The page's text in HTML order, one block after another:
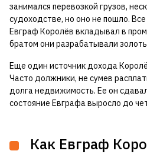
занимался перевозкой грузов,
судоходстве, но оно не пошло.
Евграф Королёв вкладывал в
братом они разрабатывали
Еще один источник дохода
Часто должники, не сумев
долга недвижимость. Ее он
состояние Евграфа выросло до
Как Евграф